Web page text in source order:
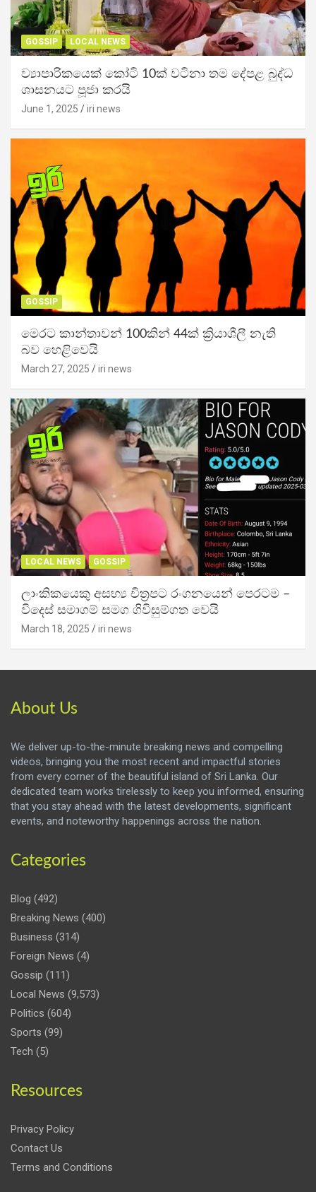
GOSSIP LOCAL NEWS
ව්‍යාපාරිකයෙක් කෝටි 10ක් වටිනා තම දේපළ බුද්ධ
ශාසනයට පූජා කරයි
June 1, 2025 iri news
GOSSIP
මෙරට කාන්තාවන් 100කින් 44ක් ක්‍රියාශීලී නැති
බව හෙළිවෙයි
March 27, 2025 iri news
LOCAL NEWS GOSSIP
ලාංකිකයෙකු අසභ්‍ය චිත්‍රපට රංගනයෙන් පෙරටම –
විදෙස් සමාගම් සමග ගිවිසුම්ගත වෙයි
March 18, 2025 iri news
About Us
We deliver up-to-the-minute breaking news and compelling
videos, bringing you the most recent and impactful stories
from every corner of the beautiful island of Sri Lanka. Our
dedicated team works tirelessly to keep you informed, ensuring
that you stay ahead with the latest developments, significant
events, and noteworthy happenings across the nation.
Categories
Blog (492)
Breaking News (400)
Business (314)
Foreign News (4)
Gossip (111)
Local News (9,573)
Politics (604)
Sports (99)
Tech (5)
Resources
Privacy Policy
Contact Us
Terms and Conditions